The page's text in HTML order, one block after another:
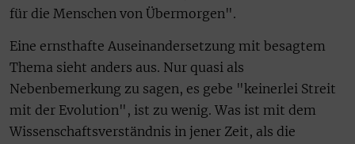
für die Menschen von Übermorgen".
Eine ernsthafte Auseinandersetzung mit besagtem
Thema sieht anders aus. Nur quasi als
Nebenbemerkung zu sagen, es gebe "keinerlei Streit
mit der Evolution", ist zu wenig. Was ist mit dem
Wissenschaftsverständnis in jener Zeit, als die